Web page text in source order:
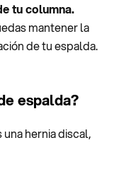
tu columna.
mantener la
de tu espalda.
espalda?
hernia discal,